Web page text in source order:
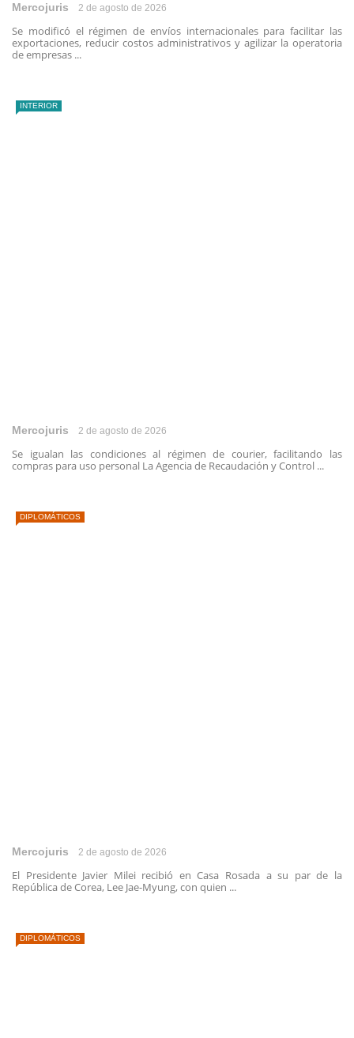
Mercojuris 2 de agosto de 2026
Se modificó el régimen de envíos internacionales para facilitar las
exportaciones, reducir costos administrativos y agilizar la operatoria
de empresas ...
INTERIOR
Mercojuris 2 de agosto de 2026
Se igualan las condiciones al régimen de courier, facilitando las
compras para uso personal La Agencia de Recaudación y Control ...
DIPLOMÁTICOS
Mercojuris 2 de agosto de 2026
El Presidente Javier Milei recibió en Casa Rosada a su par de la
República de Corea, Lee Jae-Myung, con quien ...
DIPLOMÁTICOS